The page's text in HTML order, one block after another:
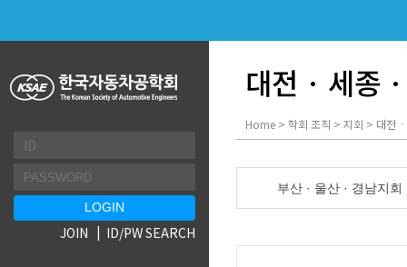
JOIN ID/PW SEARCH
대전 · 세종
Home > 학회 조직 > 지회 > 대전
부산 · 울산 · 경남지회